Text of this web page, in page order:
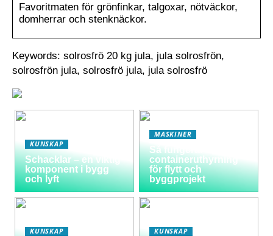
Favoritmaten för grönfinkar, talgoxar, nötväckor,
domherrar och stenknäckor.
Keywords: solrosfrö 20 kg jula, jula solrosfrön,
solrosfrön jula, solrosfrö jula, jula solrosfrö
KUNSKAP
Schacklar – en viktig
komponent i bygg
och lyft
MASKINER
Så fungerar
containeruthyrning
för flytt och
byggprojekt
KUNSKAP KUNSKAP